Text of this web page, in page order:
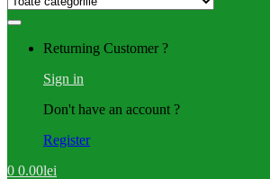
Returning Customer ?
Sign in
Don't have an account ?
Register
0 0.00lei